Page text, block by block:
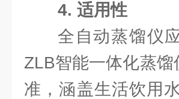
4. 适用性
全自动蒸馏仪
ZLB智能一体化蒸
准，涵盖生活饮用